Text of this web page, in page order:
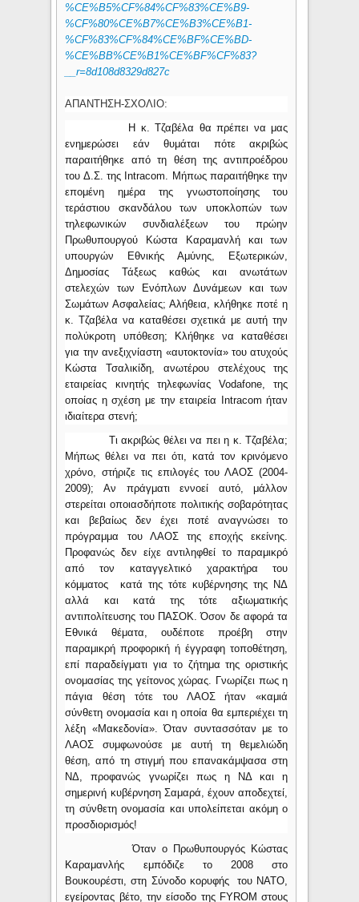
%CE%B5%CF%84%CF%83%CE%B9-
%CF%80%CE%B7%CE%B3%CE%B1-
%CF%83%CF%84%CE%BF%CE%BD-
%CE%BB%CE%B1%CE%BF%CF%83?
__r=8d108d8329d827c
ΑΠΑΝΤΗΣΗ-ΣΧΟΛΙΟ:
Η κ. Τζαβέλα θα πρέπει να μας
ενημερώσει εάν θυμάται πότε ακριβώς
παραιτήθηκε από τη θέση της αντιπροέδρου
του Δ.Σ. της Intracom . Μήπως παραιτήθηκε την
επομένη ημέρα της γνωστοποίησης του
τεράστιου σκανδάλου των υποκλοπών των
τηλεφωνικών συνδιαλέξεων του πρώην
Πρωθυπουργού Κώστα Καραμανλή και των
υπουργών Εθνικής Αμύνης, Εξωτερικών,
Δημοσίας Τάξεως καθώς και ανωτάτων
στελεχών των Ενόπλων Δυνάμεων και των
Σωμάτων Ασφαλείας; Αλήθεια, κλήθηκε ποτέ η
κ. Τζαβέλα να καταθέσει σχετικά με αυτή την
πολύκροτη υπόθεση; Κλήθηκε να καταθέσει
για την ανεξιχνίαστη «αυτοκτονία» του ατυχούς
Κώστα Τσαλικίδη, ανωτέρου στελέχους της
εταιρείας κινητής τηλεφωνίαςVodafone , της
οποίας η σχέση με την εταιρεία Intracom ήταν
ιδιαίτερα στενή;
Τι ακριβώς θέλει να πει η κ. Τζαβέλα;
Μήπως θέλει να πει ότι, κατά τον κρινόμενο
χρόνο, στήριζε τις επιλογές του ΛΑΟΣ (2004-
2009); Αν πράγματι εννοεί αυτό, μάλλον
στερείται οποιασδήποτε πολιτικής σοβαρότητας
και βεβαίως δεν έχει ποτέ αναγνώσει το
πρόγραμμα του ΛΑΟΣ της εποχής εκείνης.
Προφανώς δεν είχε αντιληφθεί το παραμικρό
από τον καταγγελτικό χαρακτήρα του
κόμματος κατά της τότε κυβέρνησης της ΝΔ
αλλά και κατά της τότε αξιωματικής
αντιπολίτευσης του ΠΑΣΟΚ. Όσον δε αφορά τα
Εθνικά θέματα, ουδέποτε προέβη στην
παραμικρή προφορική ή έγγραφη τοποθέτηση,
επί παραδείγματι για το ζήτημα της οριστικής
ονομασίας της γείτονος χώρας. Γνωρίζει πως η
πάγια θέση τότε του ΛΑΟΣ ήταν «καμιά
σύνθετη ονομασία και η οποία θα εμπεριέχει τη
λέξη «Μακεδονία». Όταν συντασσόταν με το
ΛΑΟΣ συμφωνούσε με αυτή τη θεμελιώδη
θέση, από τη στιγμή που επανακάμψασα στη
ΝΔ, προφανώς γνωρίζει πως η ΝΔ και η
σημερινή κυβέρνηση Σαμαρά, έχουν αποδεχτεί,
τη σύνθετη ονομασία και υπολείπεται ακόμη ο
προσδιορισμός!
Όταν ο Πρωθυπουργός Κώστας
Καραμανλής εμπόδιζε το 2008 στο
Βουκουρέστι, στη Σύνοδο κορυφής του ΝΑΤΟ,
εγείροντας βέτο, την είσοδο της FYROM στους